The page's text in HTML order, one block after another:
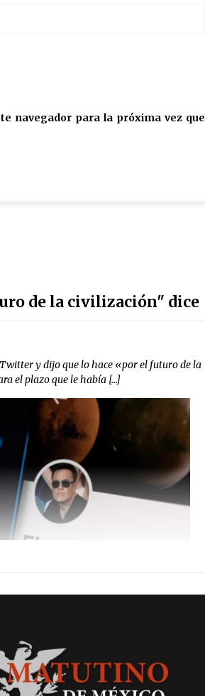
navegador para la próxima vez que
de la civilización" dice
y dijo que lo hace «por el futuro de la
el plazo que le había […]